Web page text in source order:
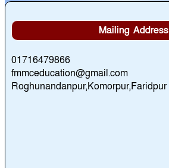
Mailing Address
01716479866
fmmceducation@gmail.com
Roghunandanpur,Komorpur,Faridpur